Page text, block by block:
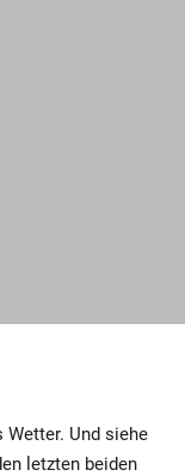
Wetter. Und siehe
letzten beiden